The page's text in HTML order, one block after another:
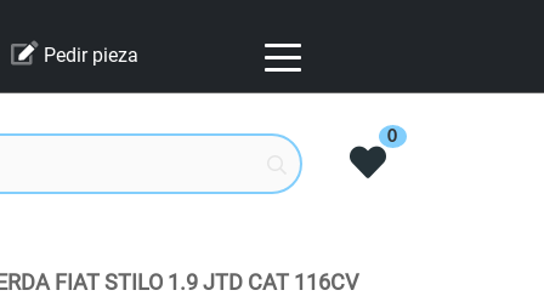
Pedir pieza
0
FIAT STILO 1.9 JTD CAT 116CV